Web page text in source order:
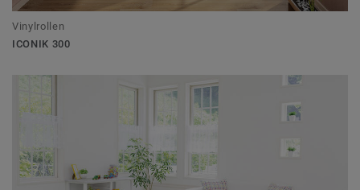
Vinylrollen
ICONIK 300